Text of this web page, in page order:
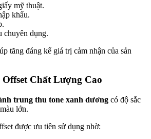
mỹ thuật.
khẩu.
chuyên dụng.
tăng đáng kể giá trị cảm nhận của sản
Chất Lượng Cao
trung thu tone xanh dương có độ sắc
lớn.
được ưu tiên sử dụng nhờ: